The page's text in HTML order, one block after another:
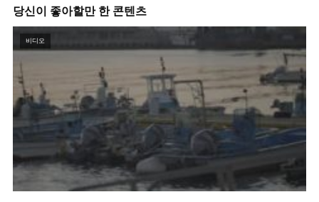
당신이 좋아할만 한 콘텐츠
비디오